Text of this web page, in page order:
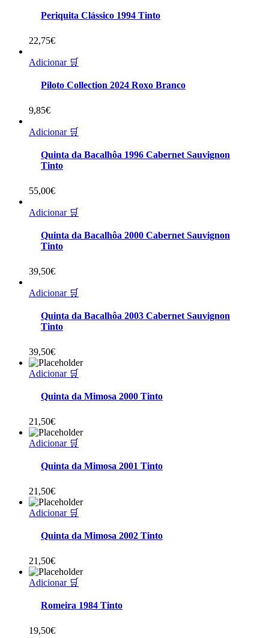
Periquita Clássico 1994 Tinto
22,75€
Adicionar 🛒
Piloto Collection 2024 Roxo Branco
9,85€
Adicionar 🛒
Quinta da Bacalhôa 1996 Cabernet Sauvignon
Tinto
55,00€
Adicionar 🛒
Quinta da Bacalhôa 2000 Cabernet Sauvignon
Tinto
39,50€
Adicionar 🛒
Quinta da Bacalhôa 2003 Cabernet Sauvignon
Tinto
39,50€
Adicionar 🛒
Quinta da Mimosa 2000 Tinto
21,50€
Adicionar 🛒
Quinta da Mimosa 2001 Tinto
21,50€
Adicionar 🛒
Quinta da Mimosa 2002 Tinto
21,50€
Adicionar 🛒
Romeira 1984 Tinto
19,50€